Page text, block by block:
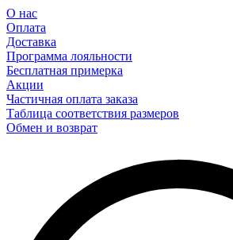
О нас
Оплата
Доставка
Программа лояльности
Бесплатная примерка
Акции
Частичная оплата заказа
Таблица соответствия размеров
Обмен и возврат